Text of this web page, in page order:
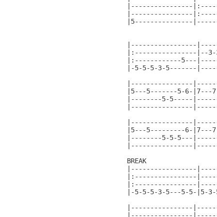
|----------------
|----------------
|5---------------
|-----------------
|:----------------|--3-
|:------------5---
|-5-5-5-3-5-------
|----------------
|5---5-------5-6-
|--------5-5-----
|----------------
|----------------
|5---5---------6-|7---
|--------5-5-5---
|----------------
BREAK
|-----------------
|:----------------
|:----------------
|-5-5-5-3-5---5-5-|5-
|----------------
|----------------